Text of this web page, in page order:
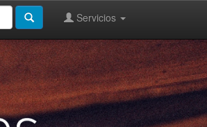
Servicios